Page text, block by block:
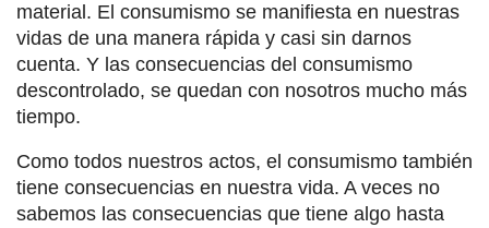
material. El consumismo se manifiesta en nuestras
vidas de una manera rápida y casi sin darnos
cuenta. Y las consecuencias del consumismo
descontrolado, se quedan con nosotros mucho más
tiempo.
Como todos nuestros actos, el consumismo también
tiene consecuencias en nuestra vida. A veces no
sabemos las consecuencias que tiene algo hasta